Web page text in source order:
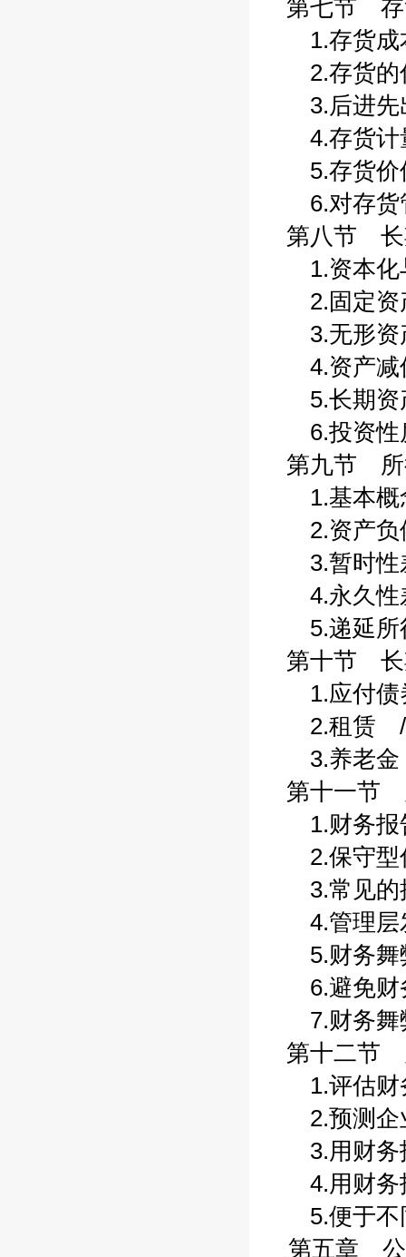
第七节
1.存货成
2.存货的
3.后进先
4.存货计
5.存货价
6.对存货
第八节
1.资本化
2.固定
3.无形
4.资产
5.长期资
6.投资性
第九节
1.基本
2.资产负
3.暂时性
4.永久性
5.递延所
第十节
1.应付
2.租赁 /
3.养老
第十一节
1.财务报
2.保守型
3.常见的
4.管理层
5.财务舞
6.避免财
7.财务舞
第十二节
1.评估财
2.预测企
3.用财务
4.用财务
5.便于不
第五章